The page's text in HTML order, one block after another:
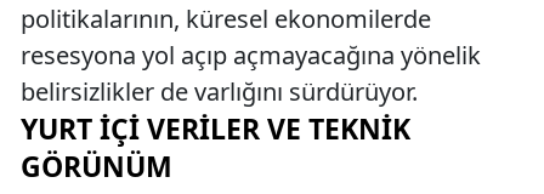
politikalarının, küresel ekonomilerde
resesyona yol açıp açmayacağına yönelik
belirsizlikler de varlığını sürdürüyor.
YURT İÇI VERILER VE TEKNIK
GÖRÜNÜM